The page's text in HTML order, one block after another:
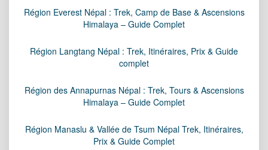
Région Everest Népal : Trek, Camp de Base & Ascensions
Himalaya – Guide Complet
Région Langtang Népal : Trek, Itinéraires, Prix & Guide
complet
Région des Annapurnas Népal : Trek, Tours & Ascensions
Himalaya – Guide Complet
Région Manaslu & Vallée de Tsum Népal Trek, Itinéraires,
Prix & Guide Complet